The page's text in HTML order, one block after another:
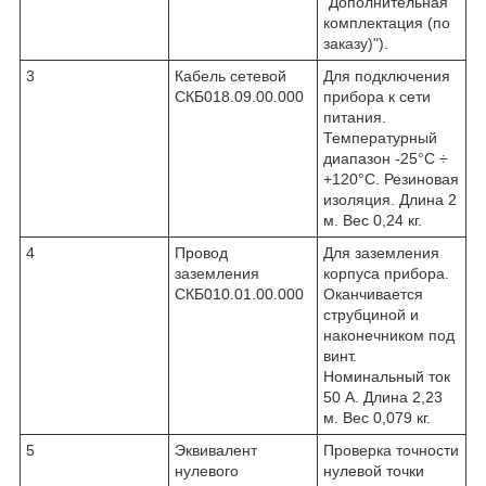
комплектация (по
заказу)").
3
Кабель сетевой
СКБ018.09.00.000
Для подключения
прибора к сети
питания.
Температурный
диапазон -25°С ÷
+120°С. Резиновая
изоляция. Длина 2
м. Вес 0,24 кг.
4
Провод
заземления
СКБ010.01.00.000
Для заземления
корпуса прибора.
Оканчивается
струбциной и
наконечником под
винт.
Номинальный ток
50 А. Длина 2,23
м. Вес 0,079 кг.
5
Эквивалент
нулевого
Проверка точности
нулевой точки